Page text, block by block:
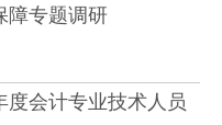
障专题调研
度会计专业技术人员